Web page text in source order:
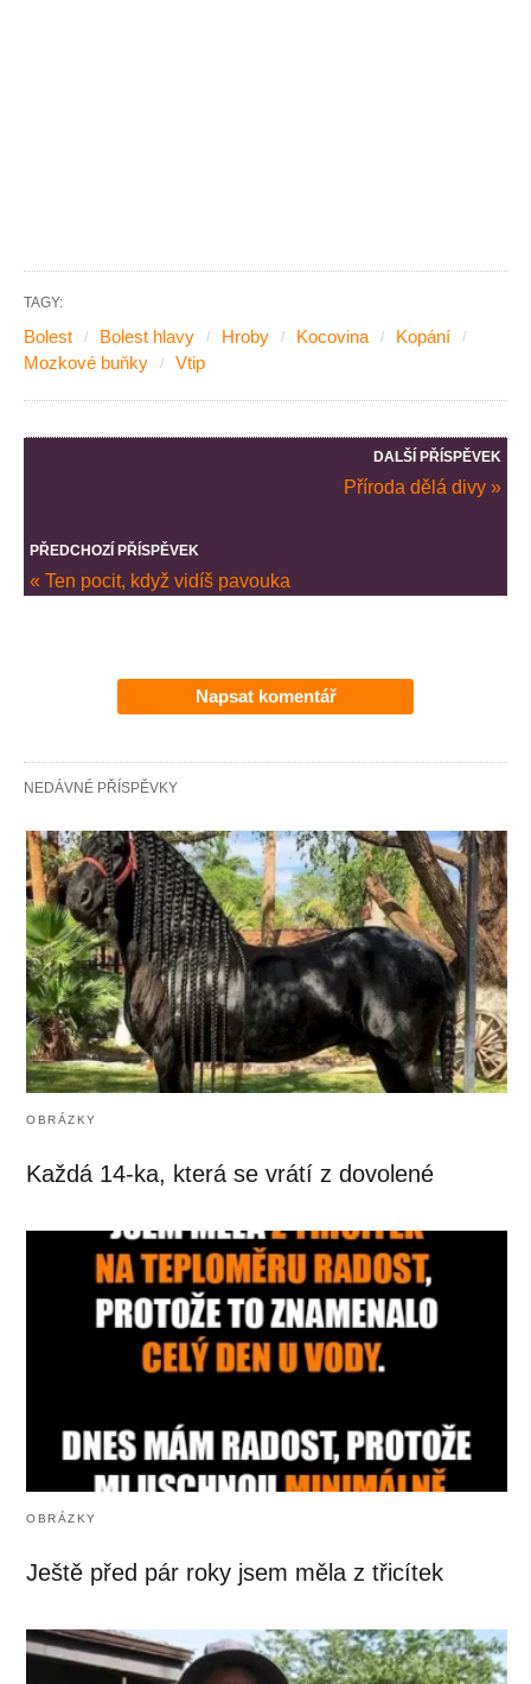
TAGY:
Bolest Bolest hlavy Hroby Kocovina
Kopání
Mozkové buňky
Vtip
DALŠÍ PŘÍSPĚVEK
Příroda dělá divy »
PŘEDCHOZÍ PŘÍSPĚVEK
« Ten pocit, když vidíš pavouka
Napsat komentář
NEDÁVNÉ PŘÍSPĚVKY
OBRÁZKY
Každá 14-ka, která se vrátí z dovolené
OBRÁZKY
Ještě před pár roky jsem měla z třicítek